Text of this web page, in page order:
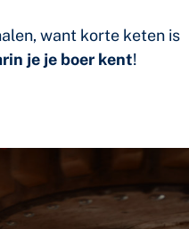
want korte keten is
je je boer kent!